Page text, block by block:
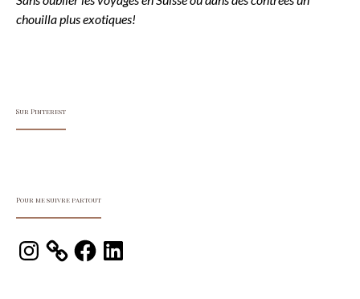
chouilla plus exotiques!
Sur Pinterest
Pour me suivre partout
Instagram FacebookLinkedIn